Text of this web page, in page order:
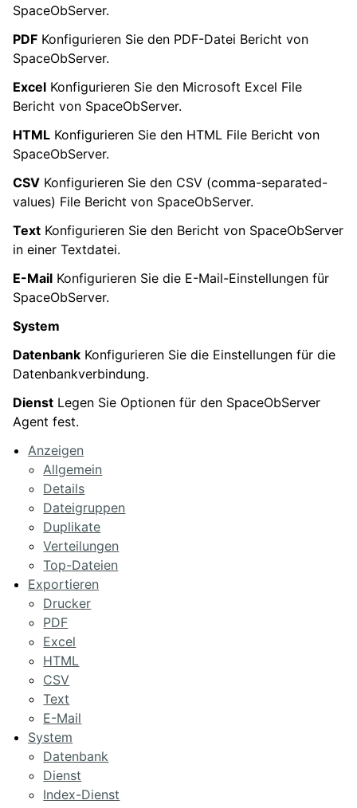
SpaceObServer.
PDF Konfigurieren Sie den PDF-Datei Bericht von
SpaceObServer.
Excel Konfigurieren Sie den Microsoft Excel File
Bericht von SpaceObServer.
HTML Konfigurieren Sie den HTML File Bericht von
SpaceObServer.
CSV Konfigurieren Sie den CSV (comma-separated-
values) File Bericht von SpaceObServer.
Text Konfigurieren Sie den Bericht von SpaceObServer
in einer Textdatei.
E-Mail Konfigurieren Sie die E-Mail-Einstellungen für
SpaceObServer.
System
Datenbank Konfigurieren Sie die Einstellungen für die
Datenbankverbindung.
Dienst Legen Sie Optionen für den SpaceObServer
Agent fest.
Anzeigen
Allgemein
Details
Dateigruppen
Duplikate
Verteilungen
Top-Dateien
Exportieren
Drucker
PDF
Excel
HTML
CSV
Text
E-Mail
System
Datenbank
Dienst
Index-Dienst